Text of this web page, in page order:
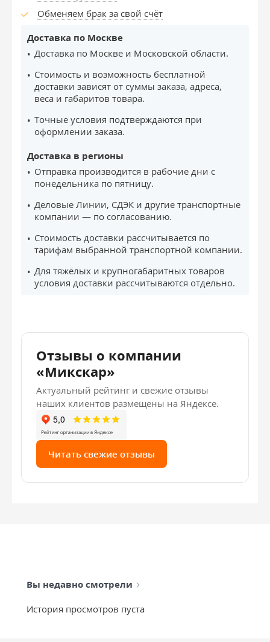
Обменяем брак за свой счёт
Доставка по Москве
Доставка по Москве и Московской области.
Стоимость и возможность бесплатной
доставки зависят от суммы заказа, адреса,
веса и габаритов товара.
Точные условия подтверждаются при
оформлении заказа.
Доставка в регионы
Отправка производится в рабочие дни с
понедельника по пятницу.
Деловые Линии, СДЭК и другие транспортные
компании — по согласованию.
Стоимость доставки рассчитывается по
тарифам выбранной транспортной компании.
Для тяжёлых и крупногабаритных товаров
условия доставки рассчитываются отдельно.
Отзывы о компании
«Микскар»
Актуальный рейтинг и свежие отзывы
наших клиентов размещены на Яндексе.
Читать свежие отзывы
Вы недавно смотрели
История просмотров пуста